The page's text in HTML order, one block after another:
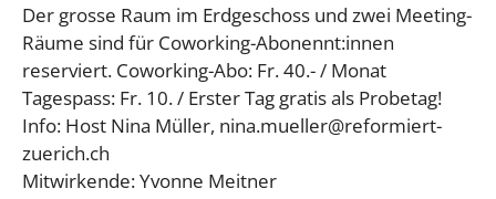
Der grosse Raum im Erdgeschoss und zwei Meeting-
Räume sind für Coworking-Abonennt:innen
reserviert. Coworking-Abo: Fr. 40.- / Monat
Tagespass: Fr. 10. / Erster Tag gratis als Probetag!
Info: Host Nina Müller, nina.mueller@reformiert-
zuerich.ch
Mitwirkende: Yvonne Meitner